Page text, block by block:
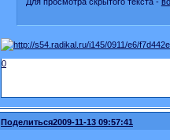
0
Поделиться2009-11-13 09:57:41